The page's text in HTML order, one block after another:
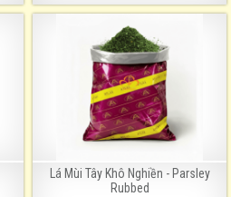
Lá Mùi Tây Khô Nghiền - Parsley
Rubbed